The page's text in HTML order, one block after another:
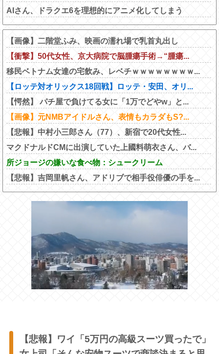
AIさん、ドラクエ6を理想的にアニメ化してしまう
【画像】二階堂ふみ、映画の濡れ場で乳首丸出し
【衝撃】50代女性、京大病院で脳腫瘍手術→“腫瘍...
移民ベトナム女達の宅飲み、レベチｗｗｗｗｗｗｗｗ...
【ロッテ対オリックス18回戦】ロッテ・安田、オリ...
【愕然】 パチ屋で負けてる女に「1万でどやw」と...
【画像】元NMBアイドルさん、表情もカラダもS?...
【悲報】中村小三郎さん（77）、新宿で20代女性...
マクドナルドCMに出演していた上國料萌衣さん、バ...
所ジョージの嫌いな食べ物：シュークリーム
【悲報】吉岡里帆さん、アドリブで相手役俳優の手を...
【悲報】ワイ「5万円の高級スーツ買ったで」